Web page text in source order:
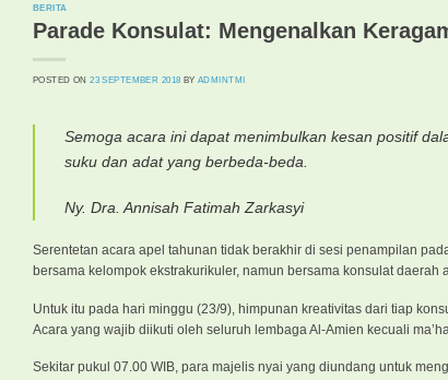
BERITA
Parade Konsulat: Mengenalkan
POSTED ON23 SEPTEMBER 2018 BYADMINTMI
Semoga acara ini dapat menimbulkan kesan positif
suku dan adat yang berbeda-beda.
Ny. Dra. Annisah Fatimah Zarkasyi
Serentetan acara apel tahunan tidak berakhir di sesi penampilan
bersama kelompok ekstrakurikuler, namun bersama konsulat daerah
Untuk itu pada hari minggu (23/9), himpunan kreativitas dari tiap
Acara yang wajib diikuti oleh seluruh lembaga Al-Amien kecuali
Sekitar pukul 07.00 WIB, para majelis nyai yang diundang untuk